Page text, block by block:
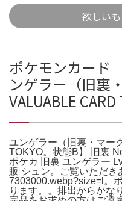
欲しい
ポケモンカー
ンゲラー（旧裏
VALUABLE
ユンゲラー（旧裏・マー
TOKYO。状態B】 旧裏
ポケカ 旧裏 ユンゲラー
販 シュン。ご覧いただき
7303000.webp?size=l。
ります。。排出からかな